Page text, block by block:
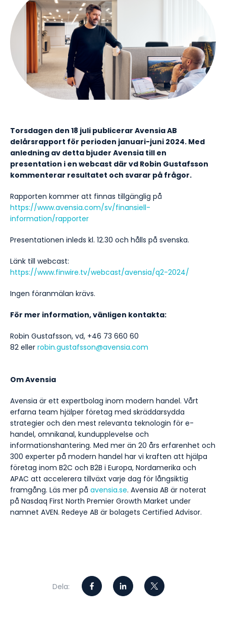
Torsdagen den 18 juli publicerar Avensia AB
delårsrapport för perioden januari-juni 2024. Med
anledning av detta bjuder Avensia till en
presentation i en webcast där vd Robin Gustafsson
kommenterar resultatet och svarar på frågor.
Rapporten kommer att finnas tillgänglig på
https://www.avensia.com/sv/finansiell-
information/rapporter
Presentationen inleds kl. 12.30 och hålls på svenska.
Länk till webcast:
https://www.finwire.tv/webcast/avensia/q2-2024/
Ingen föranmälan krävs.
För mer information, vänligen kontakta:
Robin Gustafsson, vd, +46 73 660 60
82 eller robin.gustafsson@avensia.com
Om Avensia
Avensia är ett expertbolag inom modern handel. Vårt
erfarna team hjälper företag med skräddarsydda
strategier och den mest relevanta teknologin för e-
handel, omnikanal, kundupplevelse och
informationshantering. Med mer än 20 års erfarenhet och
300 experter på modern handel har vi kraften att hjälpa
företag inom B2C och B2B i Europa, Nordamerika och
APAC att accelerera tillväxt varje dag för långsiktig
framgång. Läs mer på avensia.se. Avensia AB är noterat
på Nasdaq First North Premier Growth Market under
namnet AVEN. Redeye AB är bolagets Certified Advisor.
Dela: